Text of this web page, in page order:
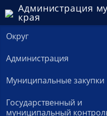
Администрация
края
Округ
Администрация
Муниципальные закупки
Государственный и
муниципальный